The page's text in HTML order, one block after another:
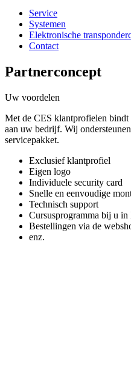
Service
Systemen
Elektronische
Contact
Partnerconcept
Uw voordelen
Met de CES klantprofielen
aan uw bedrijf. Wij
servicepakket.
Exclusief klantprofiel
Eigen logo
Individuele security card
Snelle en eenvoudige
Technisch support
Cursusprogramma bij u
Bestellingen via de
enz.